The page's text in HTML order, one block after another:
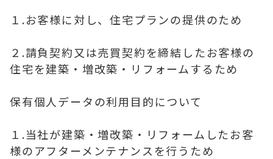
１.お客様に対し、住宅プランの提供のため
２.請負契約又は売買契約を締結したお客様の
住宅を建築・増改築・リフォームするため
保有個人データの利用目的について
１.当社が建築・増改築・リフォームしたお客
様のアフターメンテナンスを行うため